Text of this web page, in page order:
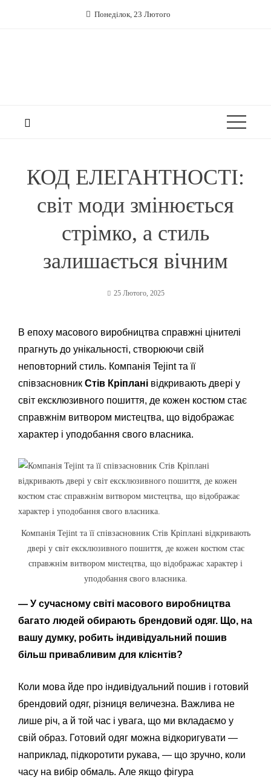
Понеділок, 23 Лютого
КОД ЕЛЕГАНТНОСТІ:
світ моди змінюється
стрімко, а стиль
залишається вічним
25 Лютого, 2025
В епоху масового виробництва справжні цінителі
прагнуть до унікальності, створюючи свій
неповторний стиль. Компанія Tejintта її
співзасновник Стів Кріплані відкривають двері у
світ ексклюзивного пошиття, де кожен костюм стає
справжнім витвором мистецтва, що відображає
характер і уподобання свого власника.
Компанія Tejint та її співзасновник Стів Кріплані відкривають
двері у світ ексклюзивного пошиття, де кожен костюм стає
справжнім витвором мистецтва, що відображає характер і
уподобання свого власника.
— У сучасному світі масового виробництва
багато людей обирають брендовий одяг. Що, на
вашу думку, робить індивідуальний пошив
більш привабливим для клієнтів?
Коли мова йде про індивідуальний пошив і готовий
брендовий одяг, різниця величезна. Важлива не
лише річ, а й той час і увага, що ми вкладаємо у
свій образ. Готовий одяг можна відкоригувати —
наприклад, підкоротити рукава, — що зручно, коли
часу на вибір обмаль. Але якщо фігура